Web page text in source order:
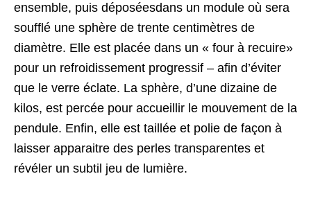
ensemble, puis déposéesdans un module où sera
soufflé une sphère de trente centimètres de
diamètre. Elle est placée dans un « four à recuire»
pour un refroidissement progressif – afin d’éviter
que le verre éclate. La sphère, d’une dizaine de
kilos, est percée pour accueillir le mouvement de la
pendule. Enfin, elle est taillée et polie de façon à
laisser apparaitre des perles transparentes et
révéler un subtil jeu de lumière.